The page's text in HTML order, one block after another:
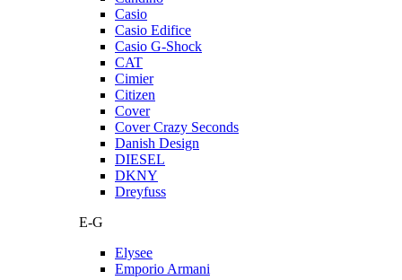
Casio
Casio Edifice
Casio G-Shock
CAT
Cimier
Citizen
Cover
Cover Crazy Seconds
Danish Design
DIESEL
DKNY
Dreyfuss
E-G
Elysee
Emporio Armani